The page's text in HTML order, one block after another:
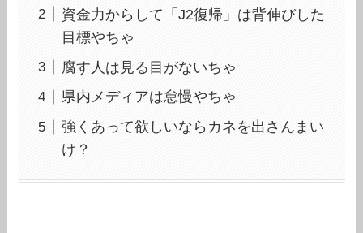
資金力からして「J2復帰」は背伸びした
目標やちゃ
腐す人は見る目がないちゃ
県内メディアは怠慢やちゃ
強くあって欲しいならカネを出さんまい
け？